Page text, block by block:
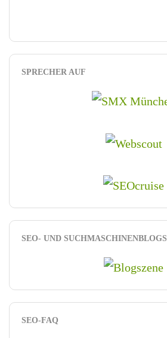
SPRECHER AUF
SEO- UND SUCHMASCHINENBLOGS
SEO-FAQ